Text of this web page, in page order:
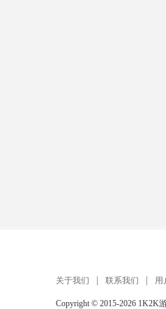
关于我们 联系我们 用
Copyright © 2015-2026 1K2K